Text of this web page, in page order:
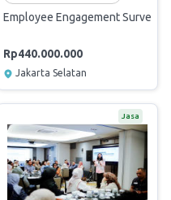
Employee Engagement Survey
Rp440.000.000
Jakarta Selatan
Jasa